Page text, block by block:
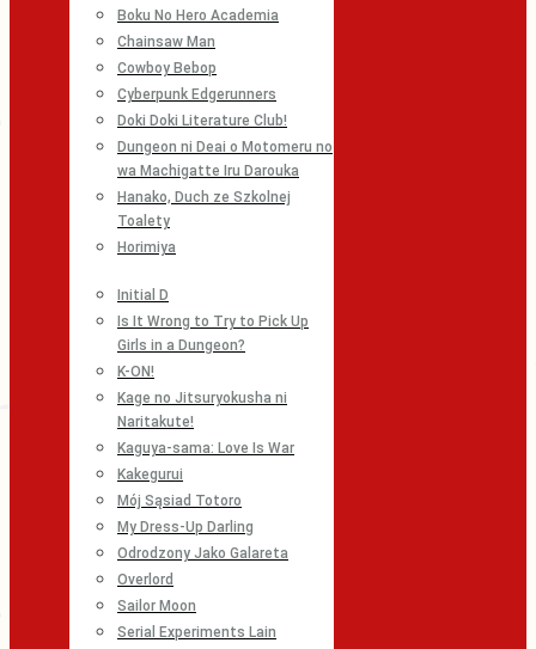
Boku No Hero Academia
Chainsaw Man
Cowboy Bebop
Cyberpunk Edgerunners
Doki Doki Literature Club!
Dungeon ni Deai o Motomeru no
wa Machigatte Iru Darouka
Hanako, Duch ze Szkolnej
Toalety
Horimiya
Initial D
Is It Wrong to Try to Pick Up
Girls in a Dungeon?
K-ON!
Kage no Jitsuryokusha ni
Naritakute!
Kaguya-sama: Love Is War
Kakegurui
Mój Sąsiad Totoro
My Dress-Up Darling
Odrodzony Jako Galareta
Overlord
Sailor Moon
Serial Experiments Lain